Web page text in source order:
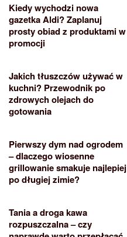
Kiedy wychodzi nowa
gazetka Aldi? Zaplanuj
prosty obiad z produktami w
promocji
Jakich tłuszczów używać w
kuchni? Przewodnik po
zdrowych olejach do
gotowania
Pierwszy dym nad ogrodem
– dlaczego wiosenne
grillowanie smakuje najlepiej
po długiej zimie?
Tania a droga kawa
rozpuszczalna – czy